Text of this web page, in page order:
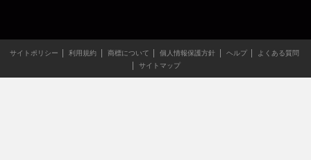
サイトポリシー 利用規約 商標について 個人情報保護方針 ヘルプ
よくある質問
サイトマップ